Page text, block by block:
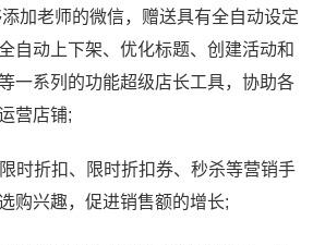
加老师的微信，赠送具有全自动设定
自动上下架、优化标题、创建活动和
一系列的功能超级店长工具，协助各
营店铺;
时折扣、限时折扣券、秒杀等营销手
购兴趣，促进销售额的增长;